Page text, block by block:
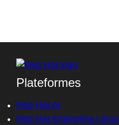
Plateformes
Red Hat AI
Red Hat Enterprise Linux